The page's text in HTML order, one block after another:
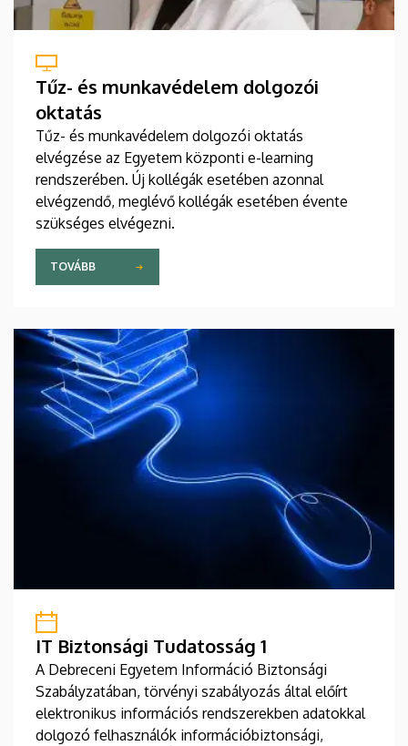
Tűz- és munkavédelem dolgozói
oktatás
Tűz- és munkavédelem dolgozói oktatás
elvégzése az Egyetem központi e-learning
rendszerében. Új kollégák esetében azonnal
elvégzendő, meglévő kollégák esetében évente
szükséges elvégezni.
TOVÁBB
IT Biztonsági Tudatosság 1
A Debreceni Egyetem Információ Biztonsági
Szabályzatában, törvényi szabályozás által előírt
elektronikus információs rendszerekben adatokkal
dolgozó felhasználók információbiztonsági,